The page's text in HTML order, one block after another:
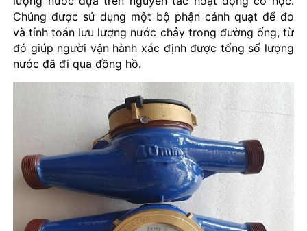
Chúng được sử dụng một bộ phận cánh quạt để đo
và tính toán lưu lượng nước chảy trong đường ống, từ
đó giúp người vận hành xác định được tổng số lượng
nước đã đi qua đồng hồ.